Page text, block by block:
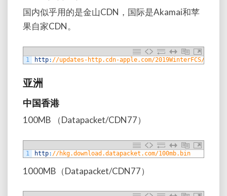
国内似乎用的是金山CDN，国际是Akamai和苹
果自家CDN。
1 http: //updates-http.cdn-apple.com/2019WinterFCS/
亚洲
中国香港
100MB （Datapacket/CDN77）
1 http: //hkg.download.datapacket.com/100mb.bin
1000MB（Datapacket/CDN77）